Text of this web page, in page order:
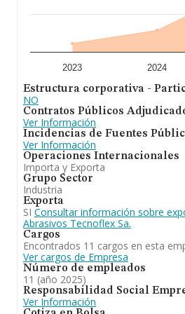
la información de la provincia
en la base de datos de INFORMA
cuyas ventas han obtenido los 20
Con el fin de ampliar la
compañías, la antigüedad desde
años. La media de empleados de
Para concluir,Abrasivos
transformación y comercialización
En el ranking de provincia, ha
retroceso.
2023 2024
Estructura corporativa -
NO
Contratos Públicos
Ver Información
Incidencias de Fuentes
Ver Información
Operaciones Internacionales
Importa y Exporta
Grupo Sector
Industria
Exporta
SI Consultar información sobre
Abrasivos Tecnoflex Sa.
Cargos
Encontrados 11 cargos en esta
Ver cargos de Empresa
Número de empleados
11 (año 2025)
Responsabilidad Social
Ver Información